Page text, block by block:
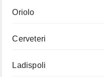
Oriolo
Cerveteri
Ladispoli